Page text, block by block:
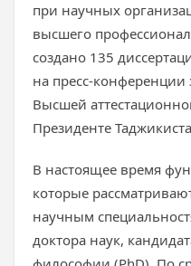
при научных
высшего
создано 135
на пресс-конференции
Высшей
Президенте
В настоящее время
которые
научным
доктора наук,